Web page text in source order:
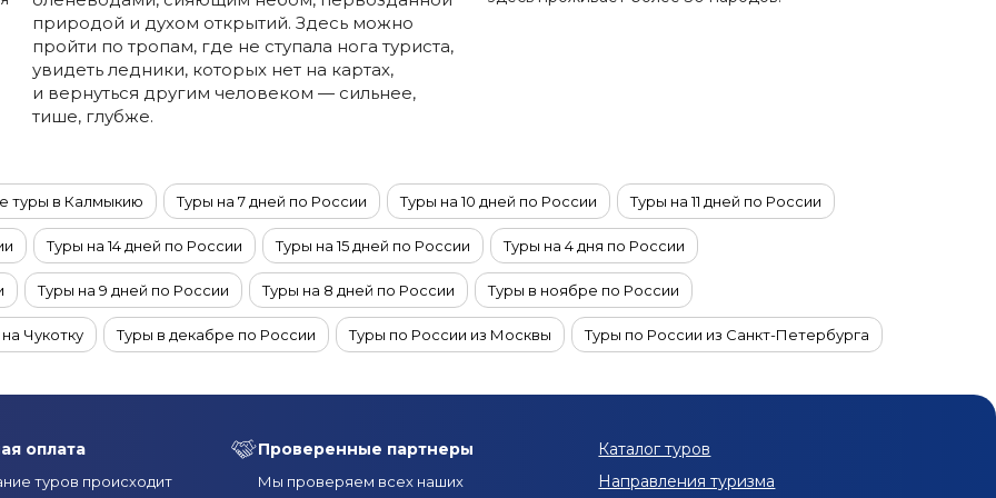
природой и духом открытий. Здесь можно
пройти по тропам, где не ступала нога туриста,
увидеть ледники, которых нет на картах,
и вернуться другим человеком — сильнее,
тише, глубже.
туры в Калмыкию Туры на 7 дней по России Туры на 10 дней по России Туры на 11 дней по России
Туры на 14 дней по России Туры на 15 дней по России Туры на 4 дня по России
Туры на 9 дней по России Туры на 8 дней по России Туры в ноябре по России
Чукотку Туры в декабре по России Туры по России из Москвы Туры по России из Санкт-Петербурга
оплата
туров происходит
Проверенные партнеры
Мы проверяем всех наших
Каталог туров
Направления туризма